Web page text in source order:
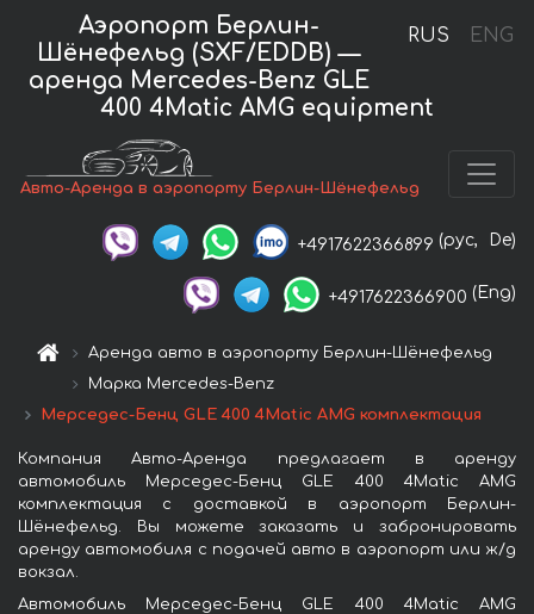
RUS ENG
Аэропорт Берлин-
Шёнефельд (SXF/EDDB) —
аренда Mercedes-Benz GLE
400 4Matic AMG equipment
Авто-Аренда в аэропорту Берлин-Шёнефельд
+4917622366899 (рус, De)
+4917622366900 (Eng)
Аренда авто в аэропорту Берлин-Шёнефельд
Марка Mercedes-Benz
Мерседес-Бенц GLE 400 4Matic AMG комплектация
Компания Авто-Аренда предлагает в аренду
автомобиль Мерседес-Бенц GLE 400 4Matic AMG
комплектация с доставкой в аэропорт Берлин-
Шёнефельд. Вы можете заказать и забронировать
аренду автомобиля с подачей авто в аэропорт или ж/д
вокзал.
Автомобиль Мерседес-Бенц GLE 400 4Matic AMG